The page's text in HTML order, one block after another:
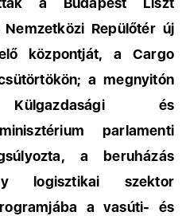
Nemzetközi Repülőtér új
központját, a Cargo
a megnyitón
és
parlamenti
a beruházás
logisztikai szektor
a vasúti- és